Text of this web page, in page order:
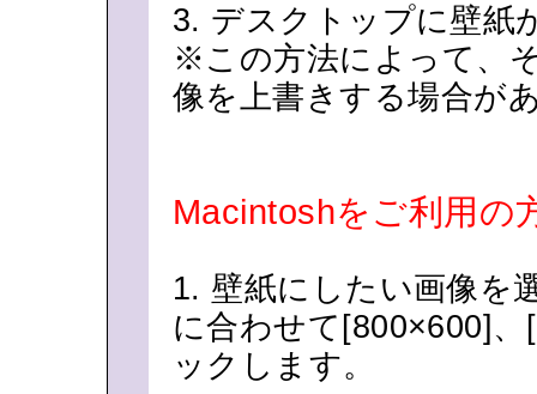
3. デスクトップに壁紙
※この方法によって、
像を上書きする場合が
Macintoshをご利用の
1. 壁紙にしたい画像を
に合わせて[800×600]
ックします。